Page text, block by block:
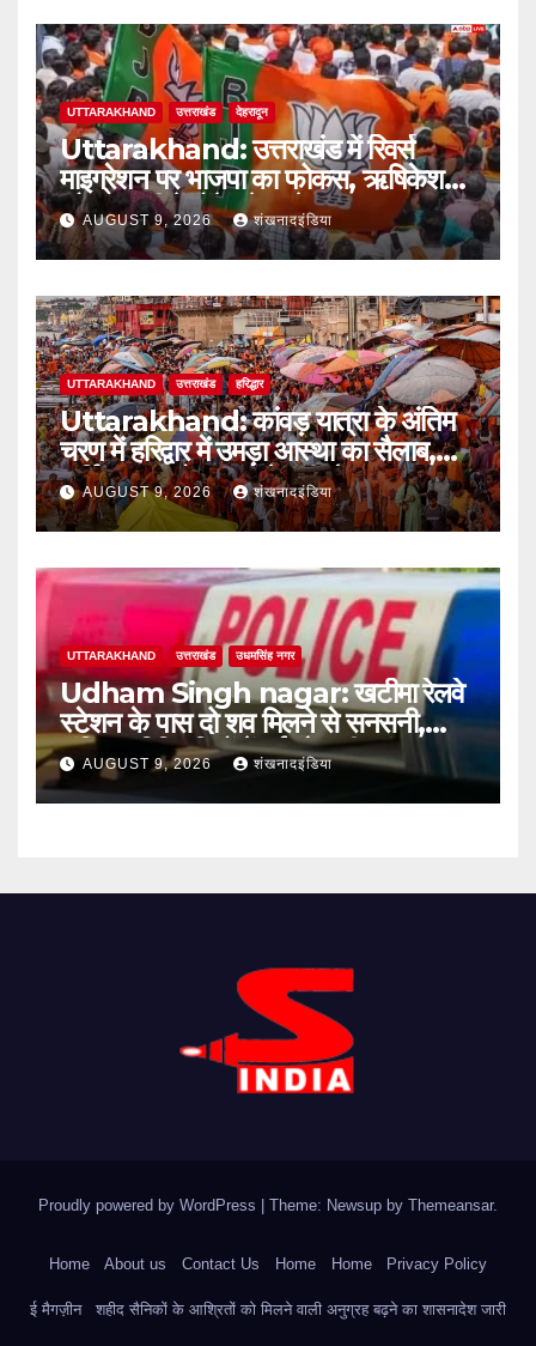
UTTARAKHAND उत्तराखंड देहरादून
Uttarakhand: उत्तराखंड में रिवर्स
माइग्रेशन पर भाजपा का फोकस, ऋषिकेश
और हल्द्वानी में होंगे बड़े सम्मेलन
AUGUST 9, 2026 शंखनादइंडिया
UTTARAKHAND उत्तराखंड हरिद्धार
Uttarakhand: कांवड़ यात्रा के अंतिम
चरण में हरिद्वार में उमड़ा आस्था का सैलाब,
पार्किंग फुल तो बाजारों में बढ़ी रौनक
AUGUST 9, 2026 शंखनादइंडिया
UTTARAKHAND उत्तराखंड उधमसिंह नगर
Udham Singh nagar: खटीमा रेलवे
स्टेशन के पास दो शव मिलने से सनसनी,
संदिग्ध परिस्थितियों में हुई मौत की जांच शुरू
AUGUST 9, 2026 शंखनादइंडिया
Proudly powered by WordPress Theme: Newsup by Themeansar.
Home About us Contact Us Home Home Privacy Policy
ई मैगज़ीन शहीद सैनिकों के आश्रितों को मिलने वाली अनुग्रह बढ़ने का शासनादेश जारी